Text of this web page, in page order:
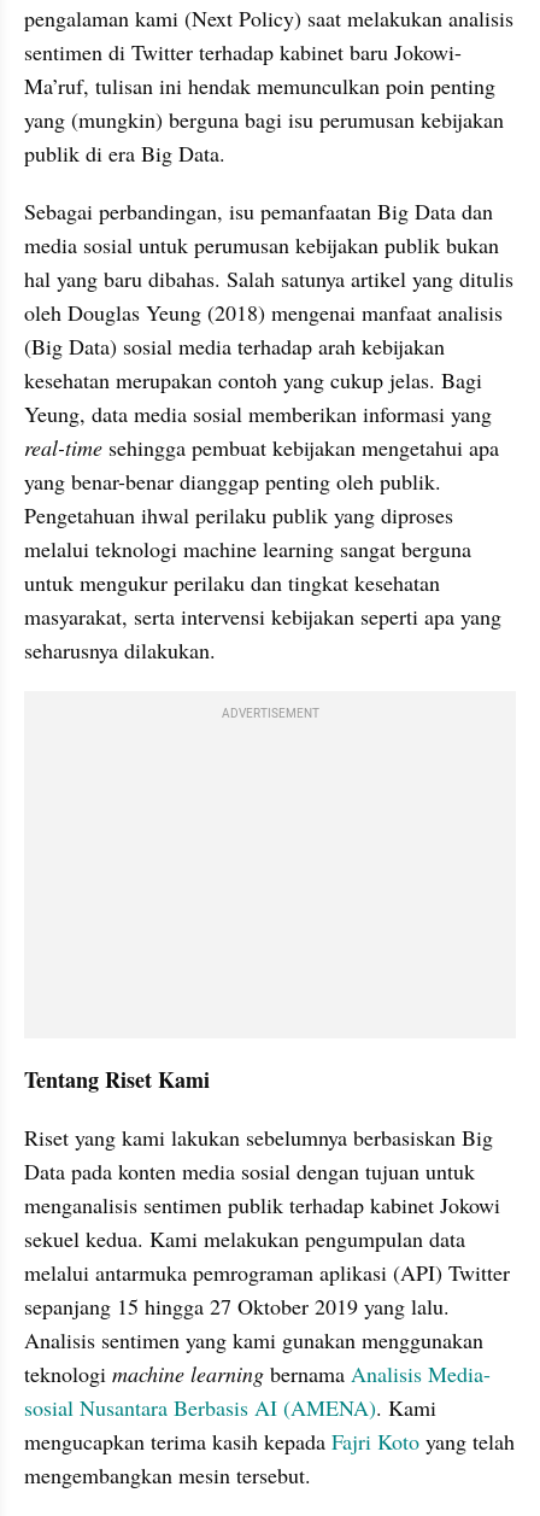
pengalaman kami (Next Policy) saat melakukan analisis
sentimen di Twitter terhadap kabinet baru Jokowi-
Ma’ruf, tulisan ini hendak memunculkan poin penting
yang (mungkin) berguna bagi isu perumusan kebijakan
publik di era Big Data.
Sebagai perbandingan, isu pemanfaatan Big Data dan
media sosial untuk perumusan kebijakan publik bukan
hal yang baru dibahas. Salah satunya artikel yang ditulis
oleh Douglas Yeung (2018) mengenai manfaat analisis
(Big Data) sosial media terhadap arah kebijakan
kesehatan merupakan contoh yang cukup jelas. Bagi
real-time sehingga pembuat kebijakan mengetahui apa
yang benar-benar dianggap penting oleh publik.
Pengetahuan ihwal perilaku publik yang diproses
melalui teknologi machine learning sangat berguna
untuk mengukur perilaku dan tingkat kesehatan
masyarakat, serta intervensi kebijakan seperti apa yang
seharusnya dilakukan.
ADVERTISEMENT
Tentang Riset Kami
Riset yang kami lakukan sebelumnya berbasiskan Big
Data pada konten media sosial dengan tujuan untuk
menganalisis sentimen publik terhadap kabinet Jokowi
sekuel kedua. Kami melakukan pengumpulan data
melalui antarmuka pemrograman aplikasi (API) Twitter
sepanjang 15 hingga 27 Oktober 2019 yang lalu.
Analisis sentimen yang kami gunakan menggunakan
teknologi machine learning bernama Analisis Media-
sosial Nusantara Berbasis AI (AMENA). Kami
mengucapkan terima kasih kepada Fajri Koto yang telah
mengembangkan mesin tersebut.